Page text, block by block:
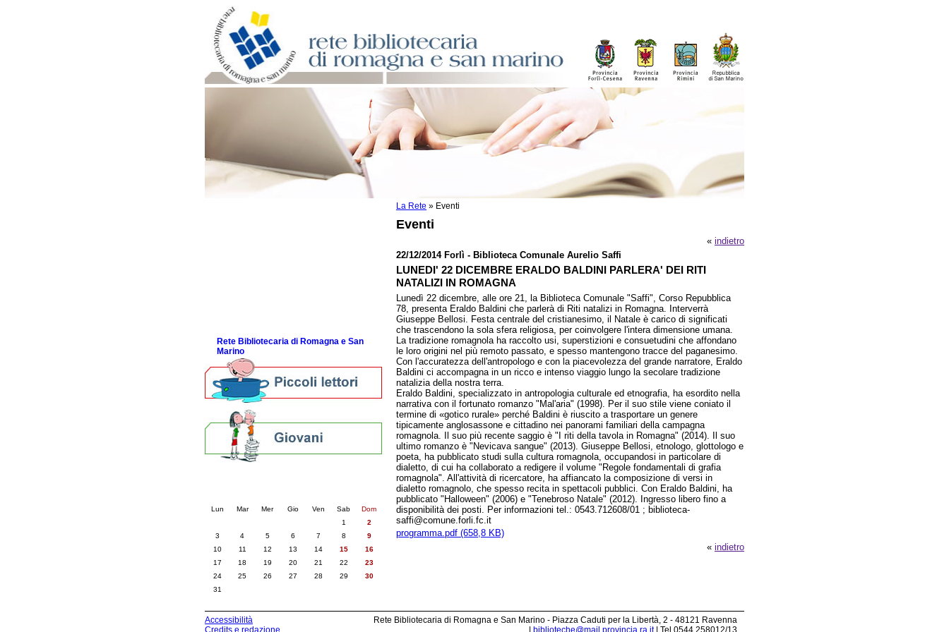
La Rete » Eventi
Eventi
« indietro
22/12/2014 Forlì - Biblioteca Comunale Aurelio Saffi
LUNEDI' 22 DICEMBRE ERALDO BALDINI PARLERA' DEI RITI
NATALIZI IN ROMAGNA
Lunedì 22 dicembre, alle ore 21, la Biblioteca Comunale "Saffi", Corso Repubblica
78, presenta Eraldo Baldini che parlerà di Riti natalizi in Romagna. Interverrà
Giuseppe Bellosi. Festa centrale del cristianesimo, il Natale è carico di significati
che trascendono la sola sfera religiosa, per coinvolgere l'intera dimensione umana.
La tradizione romagnola ha raccolto usi, superstizioni e consuetudini che affondano
le loro origini nel più remoto passato, e spesso mantengono tracce del paganesimo.
Con l'accuratezza dell'antropologo e con la piacevolezza del grande narratore, Eraldo
Baldini ci accompagna in un ricco e intenso viaggio lungo la secolare tradizione
natalizia della nostra terra.
Eraldo Baldini, specializzato in antropologia culturale ed etnografia, ha esordito nella
narrativa con il fortunato romanzo "Mal'aria" (1998). Per il suo stile viene coniato il
termine di «gotico rurale» perché Baldini è riuscito a trasportare un genere
tipicamente anglosassone e cittadino nei panorami familiari della campagna
romagnola. Il suo più recente saggio è "I riti della tavola in Romagna" (2014). Il suo
ultimo romanzo è "Nevicava sangue" (2013). Giuseppe Bellosi, etnologo, glottologo e
poeta, ha pubblicato studi sulla cultura romagnola, occupandosi in particolare di
dialetto, di cui ha collaborato a redigere il volume "Regole fondamentali di grafia
romagnola". All'attività di ricercatore, ha affiancato la composizione di versi in
dialetto romagnolo, che spesso recita in spettacoli pubblici. Con Eraldo Baldini, ha
pubblicato "Halloween" (2006) e "Tenebroso Natale" (2012). Ingresso libero fino a
disponibilità dei posti. Per informazioni tel.: 0543.712608/01 ; biblioteca-
saffi@comune.forli.fc.it
programma.pdf (658,8 KB)
« indietro
Rete Bibliotecaria di Romagna e San
Marino
Lun Mar Mer Gio Ven Sab
Dom
1
2
3
4 5 6 7 8
9
10
11 12 13 14 15
16
17
18 19 20 21 22
23
24
25 26 27 28 29
30
31
Accessibilità
Credits e redazione
Rete Bibliotecaria di Romagna e San Marino - Piazza Caduti per la Libertà, 2 - 48121 Ravenna
biblioteche@mail.provincia.ra.it| Tel 0544.258012/13